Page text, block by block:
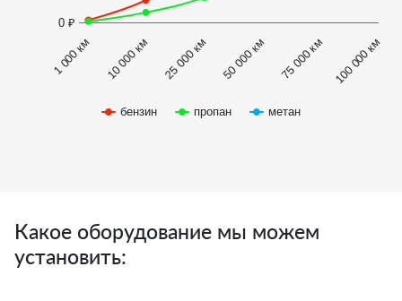
бензин пропан метан
1 000 км 10 000 км 25 000 км 50 000 км 75 000 км 100 000 км
0 ₽
Какое оборудование мы можем
установить: